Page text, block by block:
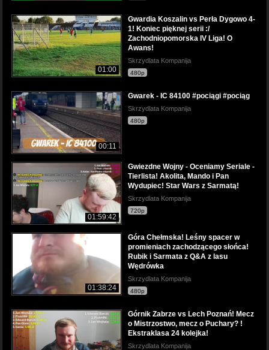
01:00
Gwardia Koszalin vs Perła Dygowo 4-
1! Koniec pięknej serii :/
Zachodniopomorska IV Liga! O
Awans!
Skrzydlata Kompanija
480p
00:11
Gwarek - IC 84100 #pociągi #pociąg
Skrzydlata Kompanija
480p
01:59:42
Gwiezdne Wojny - Oceniamy Seriale -
Tierlista! Akolita, Mando i Pan
Wydupiec! Star Wars z Sarmatą!
Skrzydlata Kompanija
720p
01:38:24
Góra Chełmska! Leśny spacer w
promieniach zachodzącego słońca!
Rubik i Sarmata z Q&A z lasu
Wędrówka
Skrzydlata Kompanija
480p
Górnik Zabrze vs Lech Poznań! Mecz
o Mistrzostwo, mecz o Puchary? !
Ekstraklasa 24 kolejka!
Skrzydlata Kompanija